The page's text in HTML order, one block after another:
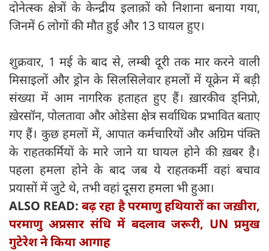
दोनेत्स्क क्षेत्रों के केन्द्रीय इलाक़ों को निशाना बनाया गया,
जिनमें 6 लोगों की मौत हुई और 13 घायल हुए।
शुक्रवार, 1 मई के बाद से, लम्बी दूरी तक मार करने वाली
मिसाइलों और ड्रोन के सिलसिलेवार हमलों में यूक्रेन में बड़ी
संख्या में आम नागरिक हताहत हुए हैं। ख़ारकीव ड्निप्रो,
ख़ेरसॉन, पोलतावा और ओडेसा क्षेत्र सर्वाधिक प्रभावित बताए
गए हैं। कुछ हमलों में, आपात कर्मचारियों और अग्रिम पंक्ति
के राहतकर्मियों के मारे जाने या घायल होने की ख़बर है।
पहला हमला होने के बाद जब ये राहतकर्मी वहां बचाव
प्रयासों में जुटे थे, तभी वहां दूसरा हमला भी हुआ।
ALSO READ:बढ़ रहा है परमाणु हथियारों का जख़ीरा,
परमाणु अप्रसार संधि में बदलाव जरूरी, UN प्रमुख
गुटेरेश ने किया आगाह